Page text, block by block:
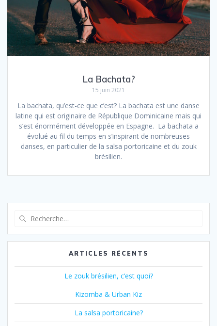
La Bachata?
15 juin 2021
La bachata, qu’est-ce que c’est? La bachata est une danse
latine qui est originaire de République Dominicaine mais qui
s’est énormément développée en Espagne. La bachata a
évolué au fil du temps en s’inspirant de nombreuses
danses, en particulier de la salsa portoricaine et du zouk
brésilien.
:
ARTICLES RÉCENTS
Le zouk brésilien, c’est quoi?
Kizomba & Urban Kiz
La salsa portoricaine?